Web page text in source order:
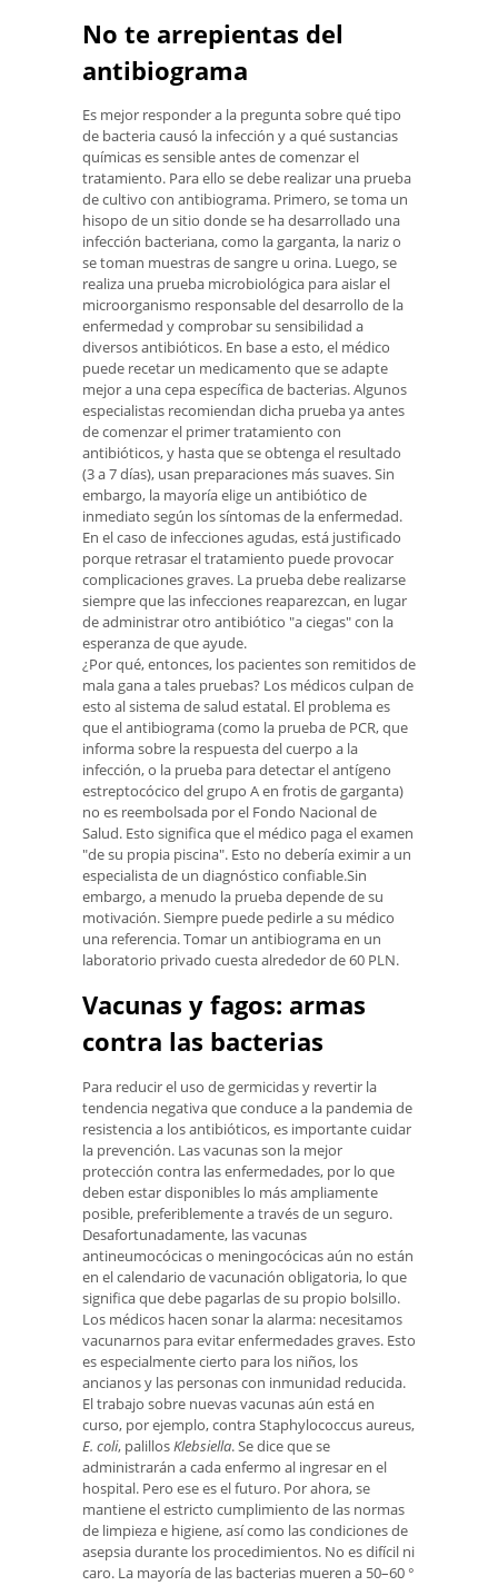
No te arrepientas del
antibiograma
Es mejor responder a la pregunta sobre qué tipo
de bacteria causó la infección y a qué sustancias
químicas es sensible antes de comenzar el
tratamiento. Para ello se debe realizar una prueba
de cultivo con antibiograma. Primero, se toma un
hisopo de un sitio donde se ha desarrollado una
infección bacteriana, como la garganta, la nariz o
se toman muestras de sangre u orina. Luego, se
realiza una prueba microbiológica para aislar el
microorganismo responsable del desarrollo de la
enfermedad y comprobar su sensibilidad a
diversos antibióticos. En base a esto, el médico
puede recetar un medicamento que se adapte
mejor a una cepa específica de bacterias. Algunos
especialistas recomiendan dicha prueba ya antes
de comenzar el primer tratamiento con
antibióticos, y hasta que se obtenga el resultado
(3 a 7 días), usan preparaciones más suaves. Sin
embargo, la mayoría elige un antibiótico de
inmediato según los síntomas de la enfermedad.
En el caso de infecciones agudas, está justificado
porque retrasar el tratamiento puede provocar
complicaciones graves. La prueba debe realizarse
siempre que las infecciones reaparezcan, en lugar
de administrar otro antibiótico "a ciegas" con la
esperanza de que ayude.
¿Por qué, entonces, los pacientes son remitidos de
mala gana a tales pruebas? Los médicos culpan de
esto al sistema de salud estatal. El problema es
que el antibiograma (como la prueba de PCR, que
informa sobre la respuesta del cuerpo a la
infección, o la prueba para detectar el antígeno
estreptocócico del grupo A en frotis de garganta)
no es reembolsada por el Fondo Nacional de
Salud. Esto significa que el médico paga el examen
"de su propia piscina". Esto no debería eximir a un
especialista de un diagnóstico confiable.Sin
embargo, a menudo la prueba depende de su
motivación. Siempre puede pedirle a su médico
una referencia. Tomar un antibiograma en un
laboratorio privado cuesta alrededor de 60 PLN.
Vacunas y fagos: armas
contra las bacterias
Para reducir el uso de germicidas y revertir la
tendencia negativa que conduce a la pandemia de
resistencia a los antibióticos, es importante cuidar
la prevención. Las vacunas son la mejor
protección contra las enfermedades, por lo que
deben estar disponibles lo más ampliamente
posible, preferiblemente a través de un seguro.
Desafortunadamente, las vacunas
antineumocócicas o meningocócicas aún no están
en el calendario de vacunación obligatoria, lo que
significa que debe pagarlas de su propio bolsillo.
Los médicos hacen sonar la alarma: necesitamos
vacunarnos para evitar enfermedades graves. Esto
es especialmente cierto para los niños, los
ancianos y las personas con inmunidad reducida.
El trabajo sobre nuevas vacunas aún está en
curso, por ejemplo, contra Staphylococcus aureus,
E. coli, palillosKlebsiella. Se dice que se
administrarán a cada enfermo al ingresar en el
hospital. Pero ese es el futuro. Por ahora, se
mantiene el estricto cumplimiento de las normas
de limpieza e higiene, así como las condiciones de
asepsia durante los procedimientos. No es difícil ni
caro. La mayoría de las bacterias mueren a 50–60 °